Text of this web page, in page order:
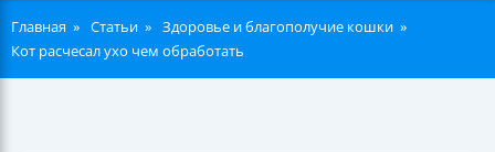
Главная Статьи
Здоровье и благополучие кошки
Кот расчесал ухо чем обработать